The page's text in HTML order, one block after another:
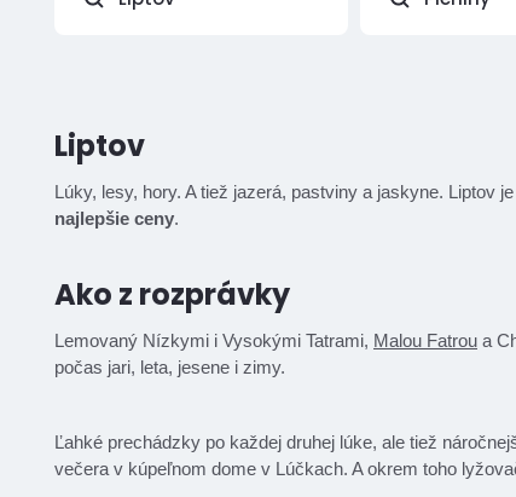
Liptov
Lúky, lesy, hory. A tiež jazerá, pastviny a jaskyne. Liptov
najlepšie ceny.
Ako z rozprávky
Lemovaný Nízkymi i Vysokými Tatrami, Malou Fatrou a
počas jari, leta, jesene i zimy.
Ľahké prechádzky po každej druhej lúke, ale tiež
večera v kúpeľnom dome v Lúčkach. A okrem toho